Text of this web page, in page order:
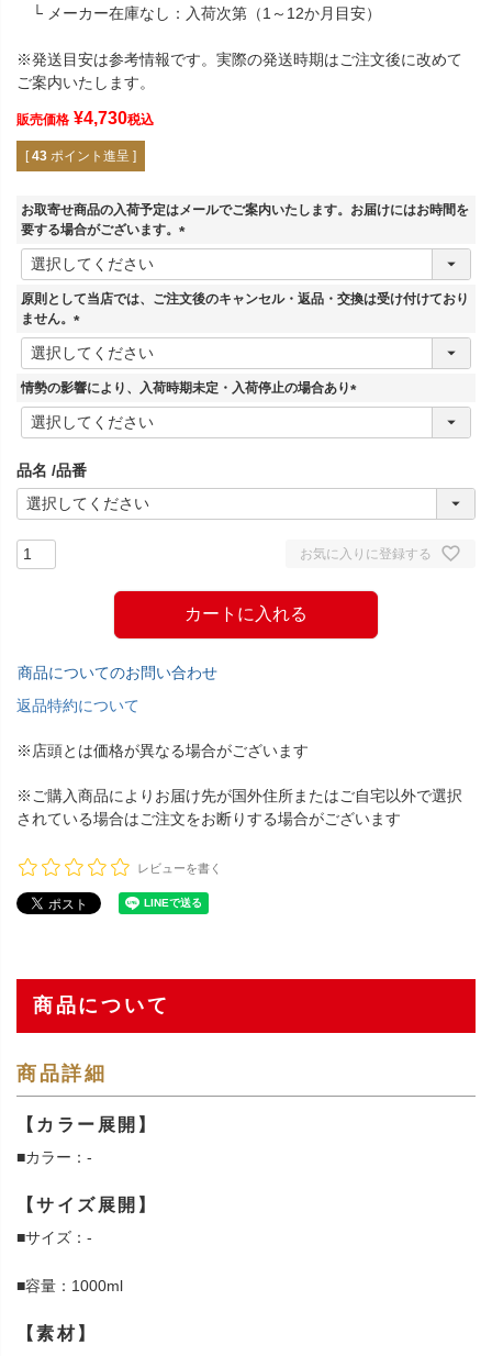
└ メーカー在庫なし：入荷次第（1～12か月目安）
※発送目安は参考情報です。実際の発送時期はご注文後に改めて
ご案内いたします。
販売価格 ¥4,730税込
[ 43 ポイント進呈 ]
お取寄せ商品の入荷予定はメールでご案内いたします。お届けにはお時間を
要する場合がございます。
(
須
原則として当店では、ご注文後のキャンセル・返品・交換は受け付けており
ません。
(
必
須
情勢の影響により、入荷時期未定・入荷停止の場合あり
(
品名 品番
お気に入りに登録する
カートに入れる
商品についてのお問い合わせ
返品特約について
※店頭とは価格が異なる場合がございます
※ご購入商品によりお届け先が国外住所またはご自宅以外で選択
されている場合はご注文をお断りする場合がございます
レビューを書く
商品について
商品詳細
【カラー展開】
■カラー：-
【サイズ展開】
■サイズ：-
■容量：1000ml
【素材】